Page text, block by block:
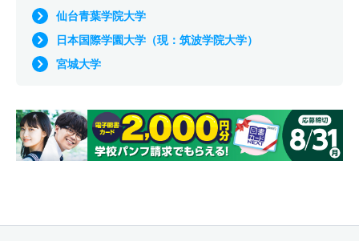
仙台青葉学院大学
日本国際学園大学（現：筑波学院大学）
宮城大学